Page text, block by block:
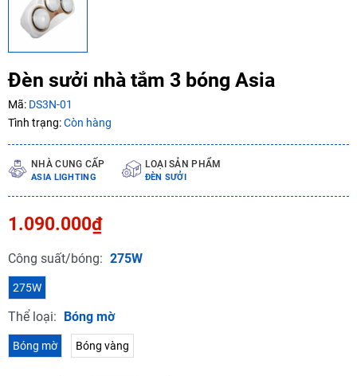
Đèn sưởi nhà tắm 3 bóng Asia
Mã: DS3N-01
Tình trạng:Còn hàng
NHÀ CUNG CẤP
ASIA LIGHTING
LOẠI SẢN PHẨM
ĐÈN SƯỞI
1.090.000₫
Công suất/bóng: 275W
275W
Thể loại: Bóng mờ
Bóng mờ Bóng vàng